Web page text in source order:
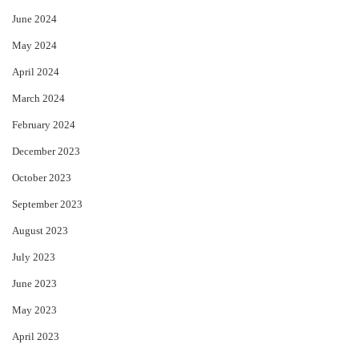
June 2024
May 2024
April 2024
March 2024
February 2024
December 2023
October 2023
September 2023
August 2023
July 2023
June 2023
May 2023
April 2023